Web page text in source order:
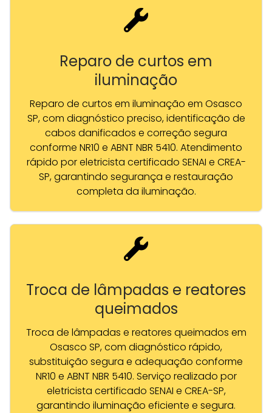
Reparo de curtos em
iluminação
Reparo de curtos em iluminação em Osasco
SP, com diagnóstico preciso, identificação de
cabos danificados e correção segura
conforme NR10 e ABNT NBR 5410. Atendimento
rápido por eletricista certificado SENAI e CREA-
SP, garantindo segurança e restauração
completa da iluminação.
Troca de lâmpadas e reatores
queimados
Troca de lâmpadas e reatores queimados em
Osasco SP, com diagnóstico rápido,
substituição segura e adequação conforme
NR10 e ABNT NBR 5410. Serviço realizado por
eletricista certificado SENAI e CREA-SP,
garantindo iluminação eficiente e segura.